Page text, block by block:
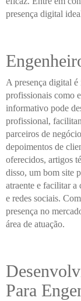
presença digital
A presença digital é
profissionais como
informativo pode
profissional,
parceiros de
depoimentos de
oferecidos, artigos
disso, um bom site
atraente e facilitar a
e redes sociais.
presença no
área de atuação.
Para